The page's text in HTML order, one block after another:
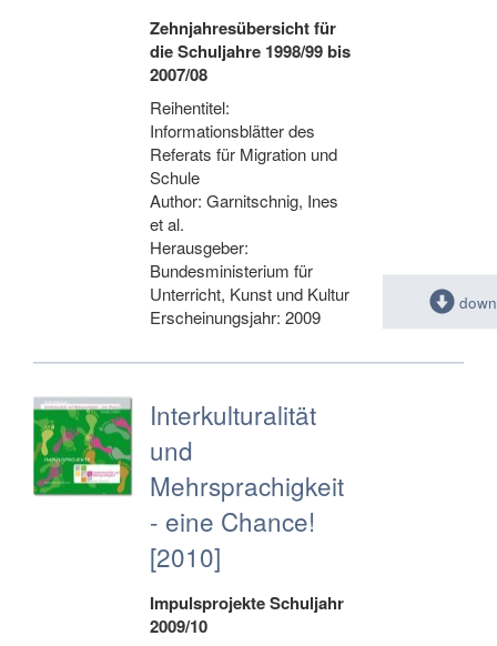
Zehnjahresübersicht für
die Schuljahre 1998/99 bis
2007/08
Reihentitel:
Informationsblätter des
Referats für Migration und
Schule
Author: Garnitschnig, Ines
et al.
Herausgeber:
Bundesministerium für
Unterricht, Kunst und Kultur
Erscheinungsjahr: 2009
Interkulturalität
und
Mehrsprachigkeit
- eine Chance!
[2010]
Impulsprojekte Schuljahr
2009/10